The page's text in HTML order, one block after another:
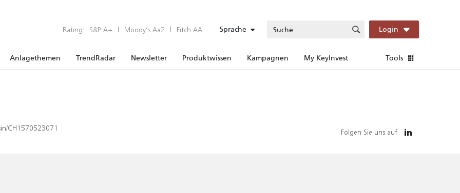
Rating: S&P A+ | Moody’s Aa2 | Fitch AA Sprache Login
Anlagethemen TrendRadar Newsletter Produktwissen Kampagnen My KeyInvest Tools
CH1570523071 Folgen Sie uns auf